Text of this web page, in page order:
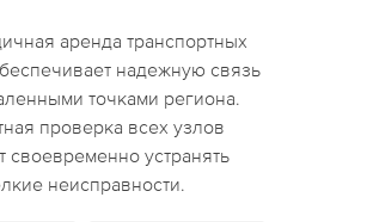
аренда транспортных
надежную связь
точками региона.
проверка всех узлов
своевременно устранять
неисправности.